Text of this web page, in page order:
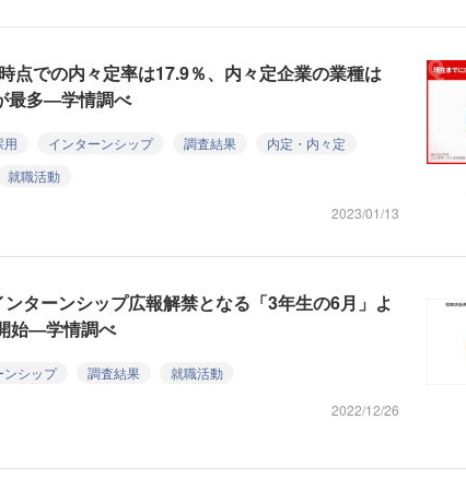
点での内々定率は17.9％、内々定企業の業種は
最多―学情調べ
用 インターンシップ 調査結果
内定・内々定
就職活動
2023/01/13
ターンシップ広報解禁となる「3年生の6月」よ
始―学情調べ
ンシップ 調査結果
就職活動
2022/12/26